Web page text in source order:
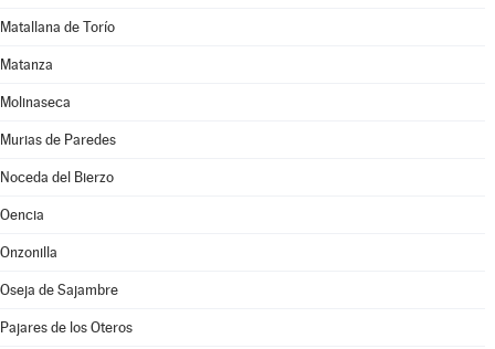
Matallana de Torío
Matanza
Molinaseca
Murias de Paredes
Noceda del Bierzo
Oencia
Onzonilla
Oseja de Sajambre
Pajares de los Oteros